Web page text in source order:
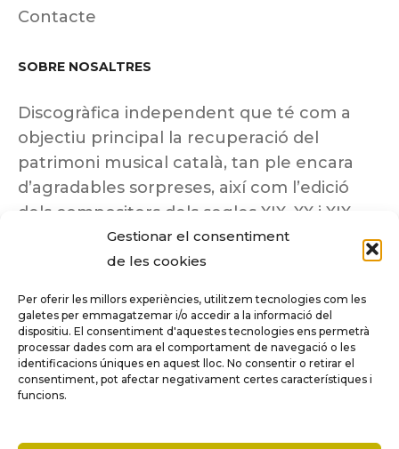
Gestionar el consentiment
de les cookies
Per oferir les millors experiències, utilitzem tecnologies com les
galetes per emmagatzemar i/o accedir a la informació del
dispositiu. El consentiment d'aquestes tecnologies ens permetrà
processar dades com ara el comportament de navegació o les
identificacions úniques en aquest lloc. No consentir o retirar el
consentiment, pot afectar negativament certes característiques i
funcions.
Contacte
SOBRE NOSALTRES
Discogràfica independent que té com a
objectiu principal la recuperació del
patrimoni musical català, tan ple encara
d’agradables sorpreses, així com l’edició
dels compositors dels segles XIX, XX i XIX
insuficientment coneguts.
Tots els drets reservats a ©Columna
Música.